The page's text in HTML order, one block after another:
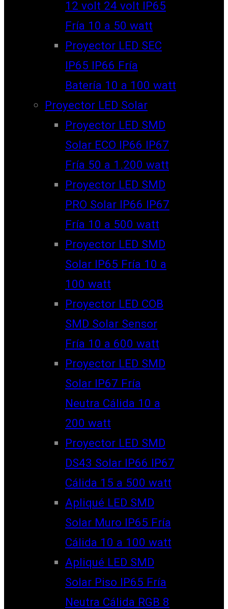
12 volt 24 volt IP65
Fría 10 a 50 watt
Proyector LED SEC
IP65 IP66 Fría
Batería 10 a 100 watt
Proyector LED Solar
Proyector LED SMD
Solar ECO IP66 IP67
Fría 50 a 1.200 watt
Proyector LED SMD
PRO Solar IP66 IP67
Fría 10 a 500 watt
Proyector LED SMD
Solar IP65 Fría 10 a
100 watt
Proyector LED COB
SMD Solar Sensor
Fría 10 a 600 watt
Proyector LED SMD
Solar IP67 Fría
Neutra Cálida 10 a
200 watt
Proyector LED SMD
DS43 Solar IP66 IP67
Cálida 15 a 500 watt
Apliqué LED SMD
Solar Muro IP65 Fría
Cálida 10 a 100 watt
Apliqué LED SMD
Solar Piso IP65 Fría
Neutra Cálida RGB 8